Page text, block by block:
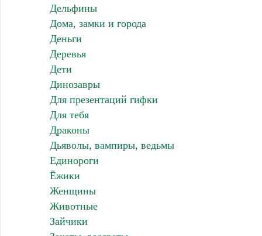
Дельфины
Дома, замки и города
Деньги
Деревья
Дети
Динозавры
Для презентаций гифки
Для тебя
Драконы
Дьяволы, вампиры, ведьмы
Единороги
Ёжики
Женщины
Животные
Зайчики